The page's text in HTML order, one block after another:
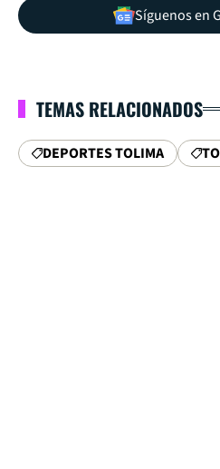
Síguenos en
TEMAS RELACIONADOS
DEPORTES TOLIMA